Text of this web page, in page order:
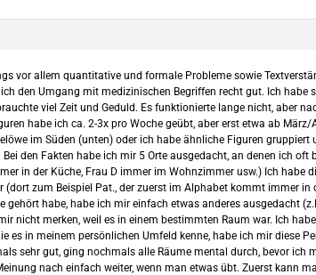
vor allem quantitative und formale Probleme sowie
den Umgang mit medizinischen Begriffen recht gut. Ich habe
viel Zeit und Geduld. Es funktionierte lange nicht, aber
habe ich ca. 2-3x pro Woche geübt, aber erst etwa ab
im Süden (unten) oder ich habe ähnliche Figuren
den Fakten habe ich mir 5 Orte ausgedacht, an denen ich oft
in der Küche, Frau D immer im Wohnzimmer usw.) Ich habe
zum Beispiel Pat., der zuerst im Alphabet kommt immer in
habe, habe ich mir einfach etwas anderes ausgedacht
nicht merken, weil es in einem bestimmten Raum war. Ich
es in meinem persönlichen Umfeld kenne, habe ich mir diese
sehr gut, ging nochmals alle Räume mental durch, bevor ich
nach einfach weiter, wenn man etwas übt. Zuerst kann